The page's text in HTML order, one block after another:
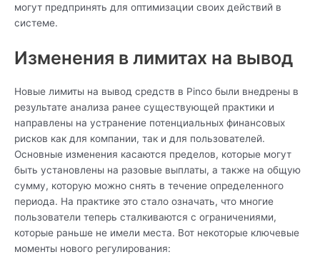
могут предпринять для оптимизации своих действий в
системе.
Изменения в лимитах на вывод
Новые лимиты на вывод средств в Pinco были внедрены в
результате анализа ранее существующей практики и
направлены на устранение потенциальных финансовых
рисков как для компании, так и для пользователей.
Основные изменения касаются пределов, которые могут
быть установлены на разовые выплаты, а также на общую
сумму, которую можно снять в течение определенного
периода. На практике это стало означать, что многие
пользователи теперь сталкиваются с ограничениями,
которые раньше не имели места. Вот некоторые ключевые
моменты нового регулирования: